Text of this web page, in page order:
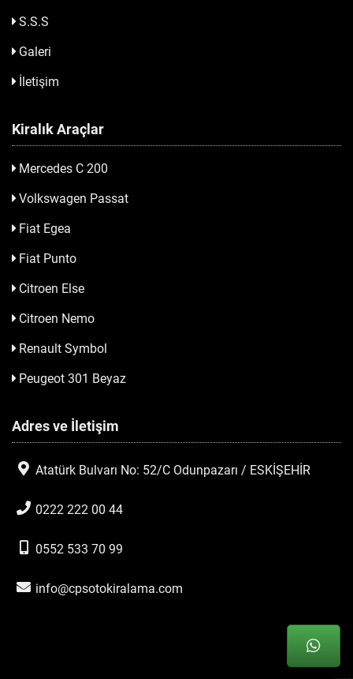
S.S.S
Galeri
İletişim
Kiralık Araçlar
Mercedes C 200
Volkswagen Passat
Fiat Egea
Fiat Punto
Citroen Else
Citroen Nemo
Renault Symbol
Peugeot 301 Beyaz
Adres ve İletişim
Atatürk Bulvarı No: 52/C Odunpazarı / ESKİŞEHİR
0222 222 00 44
0552 533 70 99
info@cpsotokiralama.com